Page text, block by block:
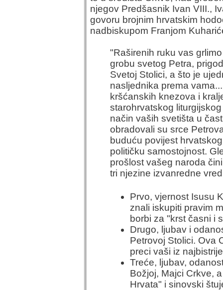
njegov Predšasnik Ivan VIII.,
govoru brojnim hrvatskim
nadbiskupom Franjom
"Raširenih ruku vas
grobu svetog Petra,
Svetoj Stolici, a što je
nasljednika prema
kršćanskih knezova i
starohrvatskog
način vaših svetišta u
obradovali su srce
buduću povijest
političku samostojnost.
prošlost vašeg naroda
tri njezine izvanredne
Prvo, vjernost Isusu
znali iskupiti pravim
borbi za "krst časni i
Drugo, ljubav i
Petrovoj Stolici. Ova
preci vaši iz
Treće, ljubav,
Božjoj, Majci Crkve,
Hrvata" i sinovski